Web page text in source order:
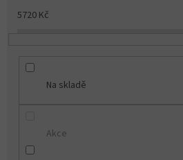
5720 Kč
Na skladě
Akce